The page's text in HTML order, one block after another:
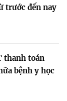
trước đến nay
thanh toán
bệnh y học